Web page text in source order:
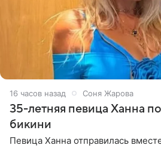
16 часов назад Соня Жарова
35-летняя певица Ханна
бикини
Певица Ханна отправилась